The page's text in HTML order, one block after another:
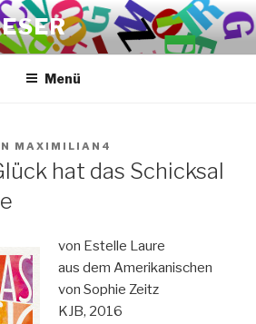
Menü
MAXIMILIAN4
hat das Schicksal
von Estelle Laure
aus dem Amerikanischen
von Sophie Zeitz
KJB, 2016